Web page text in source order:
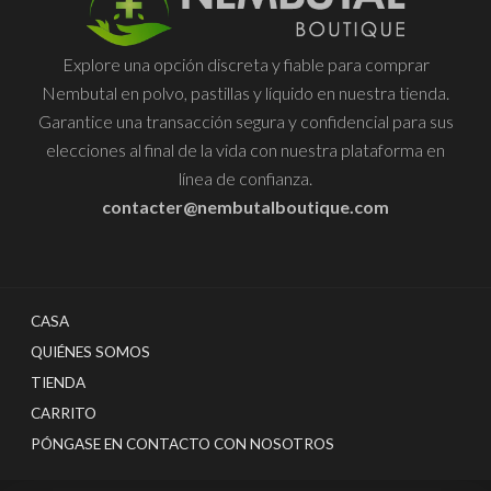
pueden
elegir
en
la
página
del
Explore una opción discreta y fiable para comprar
Nembutal en polvo, pastillas y líquido en nuestra tienda.
Garantice una transacción segura y confidencial para sus
elecciones al final de la vida con nuestra plataforma en
línea de confianza.
contacter@nembutalboutique.com
CASA
QUIÉNES SOMOS
TIENDA
CARRITO
PÓNGASE EN CONTACTO CON NOSOTROS